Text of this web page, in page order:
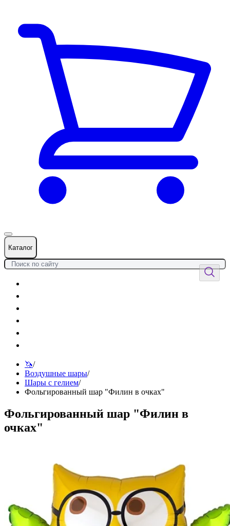
Каталог
🦄/
Воздушные шары/
Шары с гелием/
Фольгированный шар "Филин в очках"
Фольгированный шар "Филин в
очках"